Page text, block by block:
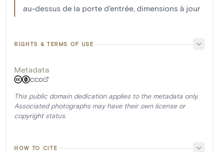
au-dessus de la porte d'entrée, dimensions à jour
RIGHTS & TERMS OF USE
Metadata
CC0
This public domain dedication applies to the metadata only.
Associated photographs may have their own license or
copyright status.
HOW TO CITE